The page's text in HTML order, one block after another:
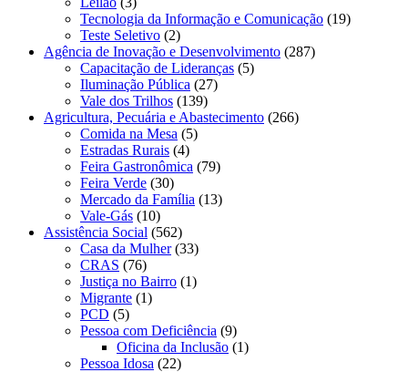
Tecnologia da Informação e Comunicação (19)
Teste Seletivo (2)
Agência de Inovação e Desenvolvimento (287)
Capacitação de Lideranças (5)
Iluminação Pública (27)
Vale dos Trilhos (139)
Agricultura, Pecuária e Abastecimento (266)
Comida na Mesa (5)
Estradas Rurais (4)
Feira Gastronômica (79)
Feira Verde (30)
Mercado da Família (13)
Vale-Gás (10)
Assistência Social (562)
Casa da Mulher(33)
CRAS (76)
Justiça no Bairro (1)
Migrante (1)
PCD (5)
Pessoa com Deficiência (9)
Oficina da Inclusão (1)
Pessoa Idosa (22)